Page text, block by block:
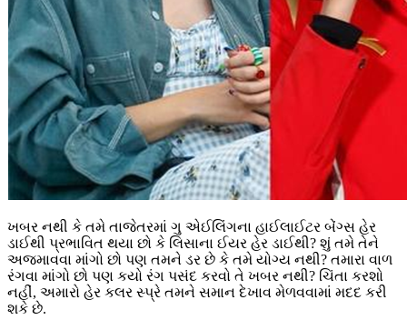
ખબર નથી કે તમે તાજેતરમાં ગુ એઈલિંગના હાઈલાઈટર બેંગ્સ હેર
ડાઈથી પ્રભાવિત થયા છો કે લિસાના ઈયર હેર ડાઈથી? શું તમે તેને
અજમાવવા માંગો છો પણ તમને ડર છે કે તમે યોગ્ય નથી? તમારા વાળ
રંગવા માંગો છો પણ કયો રંગ પસંદ કરવો તે ખબર નથી? ચિંતા કરશો
નહીં, અમારો હેર કલર સ્પ્રે તમને સમાન દેખાવ મેળવવામાં મદદ કરી
શકે છે.